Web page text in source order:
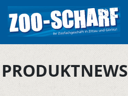
PRODUKTNEWS